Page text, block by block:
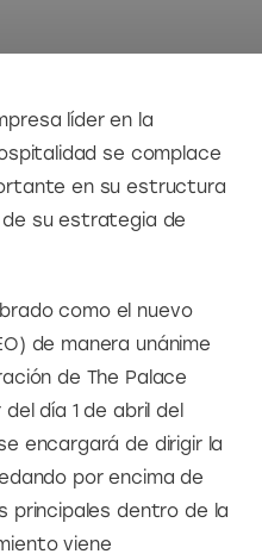
líder en la
se complace
en su estructura
su estrategia de
como el nuevo
de manera unánime
de The Palace
día 1 de abril del
encargará de dirigir la
por encima de
principales dentro de la
viene